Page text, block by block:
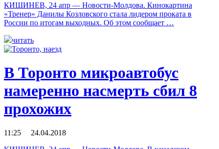
КИШИНЕВ, 24 апр — Новости-Молдова. Кинокартина
«Тренер» Данилы Козловского стала лидером проката в
России по итогам выходных. Об этом сообщает …
читать
В Торонто микроавтобус
намеренно насмерть сбил 8
прохожих
11:25 24.04.2018